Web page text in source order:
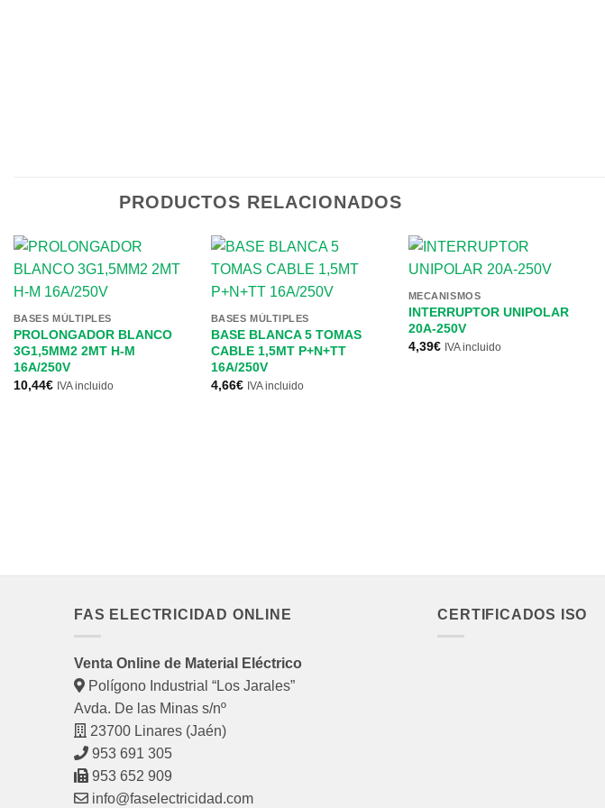
PRODUCTOS RELACIONADOS
BASES MÚLTIPLES
PROLONGADOR BLANCO
3G1,5MM2 2MT H-M
16A/250V
10,44€ IVA incluido
BASES MÚLTIPLES
BASE BLANCA 5 TOMAS
CABLE 1,5MT P+N+TT
16A/250V
4,66€ IVA incluido
MECANISMOS
INTERRUPTOR UNIPOLAR
20A-250V
4,39€ IVA incluido
FAS ELECTRICIDAD ONLINE
Venta Online de Material Eléctrico
Polígono Industrial “Los Jarales”
Avda. De las Minas s/nº
23700 Linares (Jaén)
953 691 305
953 652 909
info@faselectricidad.com
CERTIFICADOS ISO